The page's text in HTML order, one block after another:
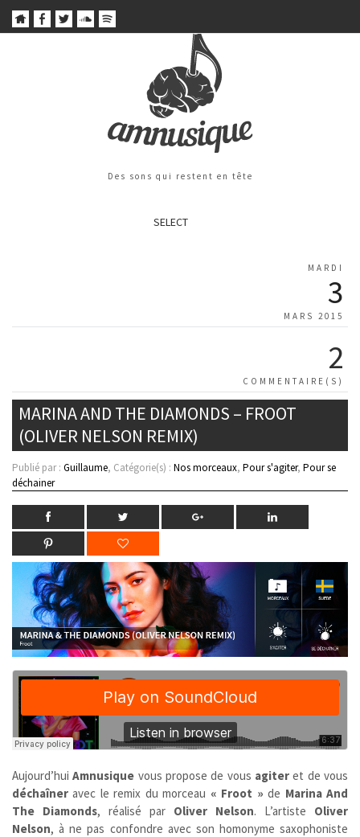
Des sons qui restent en tête
SELECT
MARDI
3
MARS 2015
2
COMMENTAIRE(S)
MARINA AND THE DIAMONDS – FROOT
(OLIVER NELSON REMIX)
Publié par : Guillaume, Catégorie(s) : Nos morceaux, Pour s'agiter, Pour se
déchainer
Aujourd’huiAmnusique vous propose de vous agiter et de vous
déchaîner avec le remix du morceau « Froot » de Marina And
The Diamonds, réalisé par Oliver Nelson. L’artiste Oliver
Nelson, à ne pas confondre avec son homonyme saxophoniste